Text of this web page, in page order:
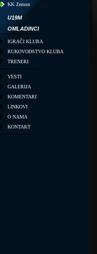
KK Zemun
U19M
OMLADINCI
IGRAČI KLUBA
RUKOVODSTVO KLUBA
TRENERI
VESTI
GALERIJA
KOMENTARI
LINKOVI
O NAMA
KONTAKT